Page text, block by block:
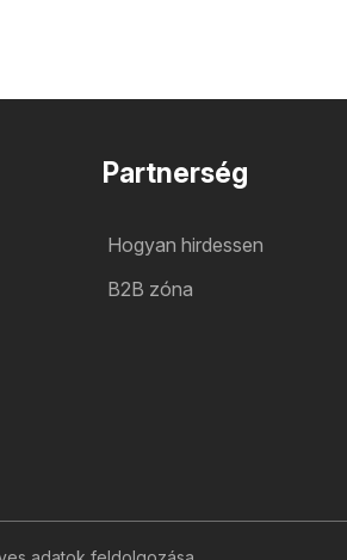
Partnerség
Hogyan hirdessen
B2B zóna